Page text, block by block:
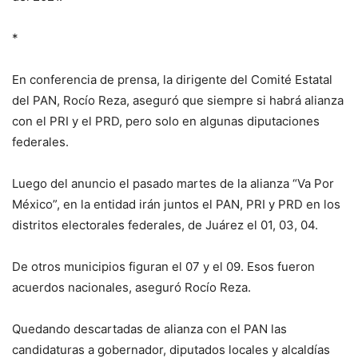
*
En conferencia de prensa, la dirigente del Comité Estatal
del PAN, Rocío Reza, aseguró que siempre si habrá alianza
con el PRI y el PRD, pero solo en algunas diputaciones
federales.
Luego del anuncio el pasado martes de la alianza “Va Por
México”, en la entidad irán juntos el PAN, PRI y PRD en los
distritos electorales federales, de Juárez el 01, 03, 04.
De otros municipios figuran el 07 y el 09. Esos fueron
acuerdos nacionales, aseguró Rocío Reza.
Quedando descartadas de alianza con el PAN las
candidaturas a gobernador, diputados locales y alcaldías